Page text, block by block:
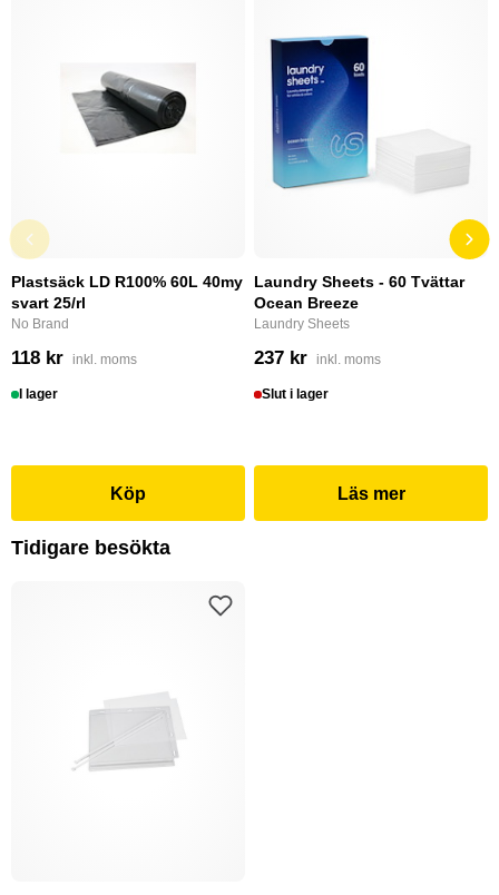
Plastsäck LD R100% 60L 40my
svart 25/rl
No Brand
118 kr inkl. moms
I lager
Köp
Laundry Sheets - 60 Tvättar
Ocean Breeze
Laundry Sheets
237 kr inkl. moms
Slut i lager
Läs mer
Tidigare besökta